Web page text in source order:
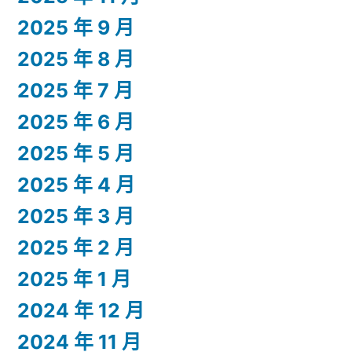
2025 年 9 月
2025 年 8 月
2025 年 7 月
2025 年 6 月
2025 年 5 月
2025 年 4 月
2025 年 3 月
2025 年 2 月
2025 年 1 月
2024 年 12 月
2024 年 11 月